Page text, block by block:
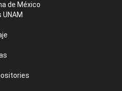
de México